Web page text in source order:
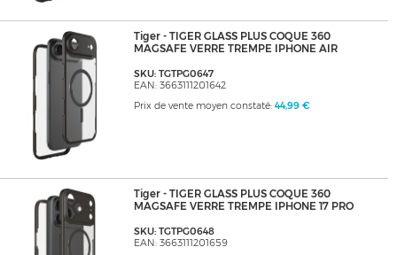
Tiger - TIGER GLASS PLUS COQUE 360
MAGSAFE VERRE TREMPE IPHONE AIR
SKU: TGTPG0647
EAN: 3663111201642
Prix de vente moyen constaté: 44,99 €
Tiger - TIGER GLASS PLUS COQUE 360
MAGSAFE VERRE TREMPE IPHONE 17 PRO
SKU: TGTPG0648
EAN: 3663111201659